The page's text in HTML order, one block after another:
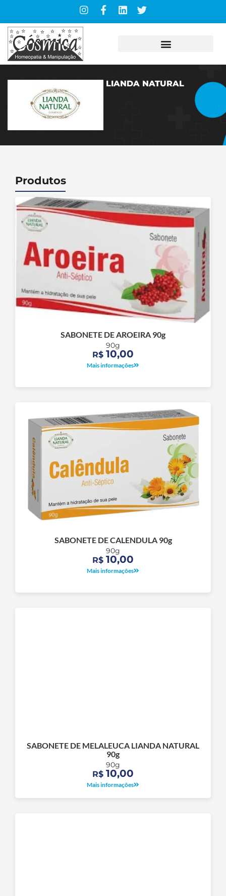
LIANDA NATURAL
Produtos
SABONETE DE AROEIRA 90g
90g
R$ 10,00
Mais informações
SABONETE DE CALENDULA 90g
90g
R$ 10,00
Mais informações
SABONETE DE MELALEUCA LIANDA NATURAL
90g
90g
R$ 10,00
Mais informações